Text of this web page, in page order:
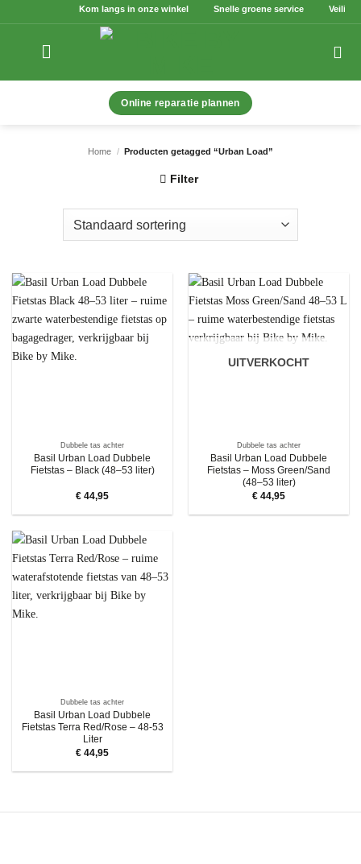
naar
Kom langs in onze winkel Snelle groene service Veilig
Online reparatie plannen
Home / Producten getagged “Urban Load”
Filter
Dubbele tas achter
Basil Urban Load Dubbele
Fietstas – Black (48–53 liter)
€ 44,95
UITVERKOCHT
Dubbele tas achter
Basil Urban Load Dubbele
Fietstas – Moss Green/Sand
(48–53 liter)
€ 44,95
Dubbele tas achter
Basil Urban Load Dubbele
Fietstas Terra Red/Rose – 48-53
Liter
€ 44,95